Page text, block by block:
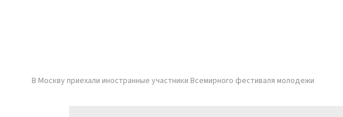
В Москву приехали иностранные участники Всемирного фестиваля молодежи